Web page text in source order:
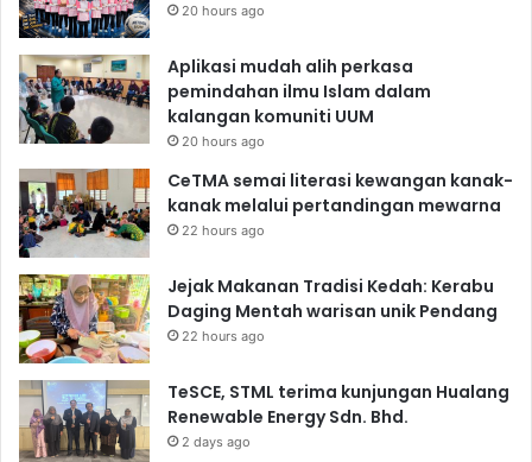
20 hours ago
Aplikasi mudah alih perkasa
pemindahan ilmu Islam dalam
kalangan komuniti UUM
20 hours ago
CeTMA semai literasi kewangan kanak-
kanak melalui pertandingan mewarna
22 hours ago
Jejak Makanan Tradisi Kedah: Kerabu
Daging Mentah warisan unik Pendang
22 hours ago
TeSCE, STML terima kunjungan Hualang
Renewable Energy Sdn. Bhd.
2 days ago